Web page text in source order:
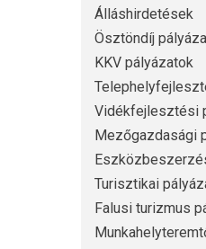
Álláshirdetések
Ösztöndíj
KKV pályázatok
Vidékfejlesztési
Mezőgazdasági
Turisztikai
Falusi turizmus